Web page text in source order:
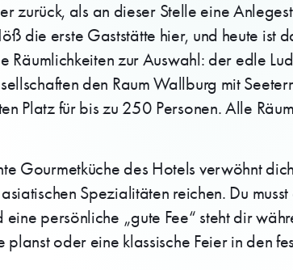
zurück, als an dieser Stelle eine
die erste Gaststätte hier, und heute ist
zur Auswahl: der edle
den Raum Wallburg mit
Platz für bis zu 250 Personen. Alle
Gourmetküche des Hotels verwöhnt
Spezialitäten reichen. Du
persönliche „gute Fee“ steht dir
oder eine klassische Feier in den